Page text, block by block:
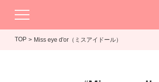
TOP Miss eye d'or（ミスアイドール）